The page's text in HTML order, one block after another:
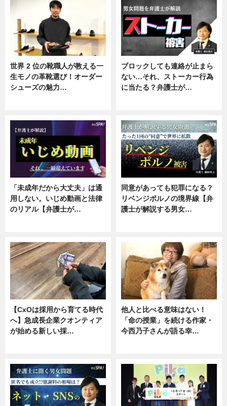
世界 2 位の靴職人が教える一
生モノの革靴選び！オーダー
シューズの魅力…
ブロックしても連絡が止まら
ない…それ、ストーカー行為
に当たる？弁護士が…
「未成年だから大丈夫」は通
用しない。いじめ動画と法律
のリアル【弁護士が…
同意があっても犯罪になる？
リベンジポルノの境界線【弁
護士が解説する男女…
【CxOは採用から育てる時代
へ】急成長企業クオンティア
が始める新しい採…
他人と比べる意味はない！
「命の授業」を続ける作家・
今西乃子さんが語る幸…